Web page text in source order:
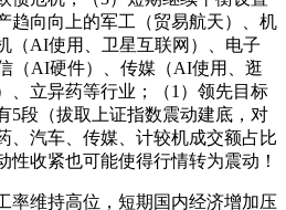
趋向向上的军工（贸易航天）、机
（AI使用、卫星互联网）、电子
（AI硬件）、传媒（AI使用、逛
、立异药等行业；（1）领先目标
5段（拔取上证指数震动建底，对
、汽车、传媒、计较机成交额占比
性收紧也可能使得行情转为震动！
维持高位，短期国内经济增加压